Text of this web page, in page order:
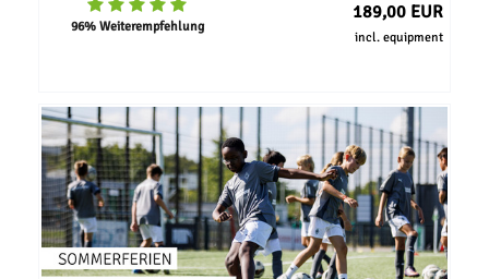
96% Weiterempfehlung
189,00 EUR
incl. equipment